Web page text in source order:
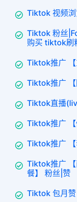
Tiktok 视频
Tiktok 粉丝
购买 tiktok刷
Tiktok推广
Tiktok推广
Tiktok直播
Tiktok推广
Tiktok推广
Tiktok推广
餐】 粉丝|赞
Tiktok 包月赞